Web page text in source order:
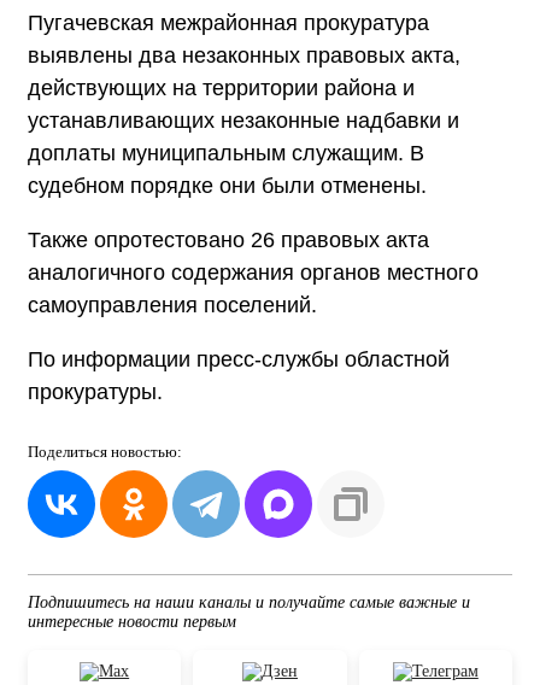
Пугачевская межрайонная прокуратура
выявлены два незаконных правовых акта,
действующих на территории района и
устанавливающих незаконные надбавки и
доплаты муниципальным служащим. В
судебном порядке они были отменены.
Также опротестовано 26 правовых акта
аналогичного содержания органов местного
самоуправления поселений.
По информации пресс-службы областной
прокуратуры.
Поделиться новостью:
Подпишитесь на наши каналы и получайте самые важные и
интересные новости первым